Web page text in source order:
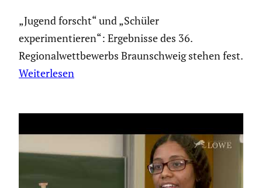
„Jugend forscht“ und „Schüler
experimentieren“: Ergebnisse des 36.
Regionalwettbewerbs Braunschweig stehen fest.
Weiterlesen